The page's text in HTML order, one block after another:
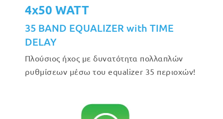
4x50 WATT
35 BAND EQUALIZER with TIME
DELAY
Πλούσιος ήχος με δυνατότητα πολλαπλών
ρυθμίσεων μέσω του equalizer 35 περιοχών!